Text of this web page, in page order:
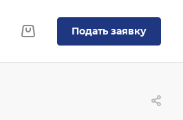
Подать заявку